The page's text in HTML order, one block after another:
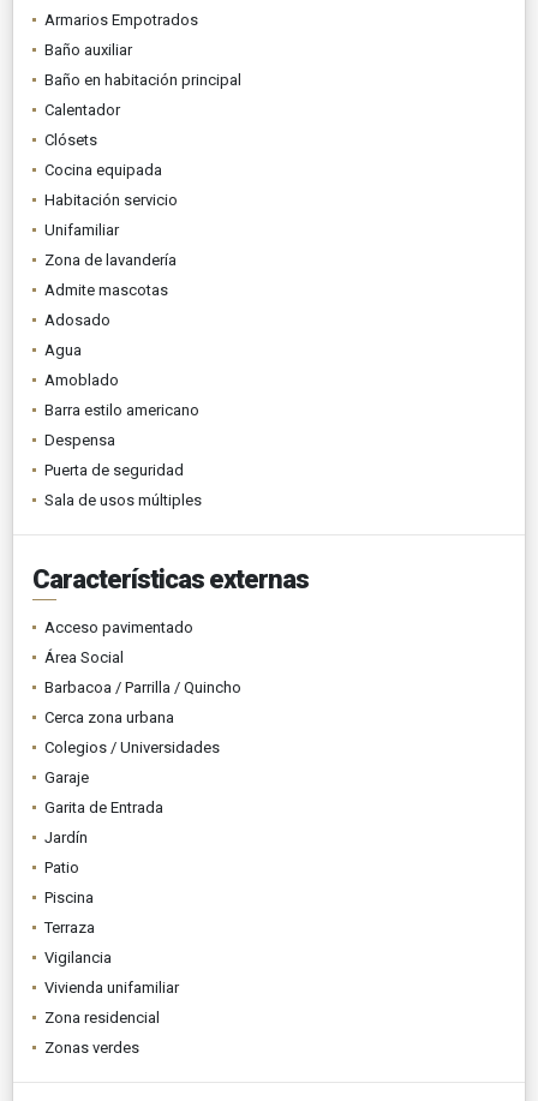
Armarios Empotrados
Baño auxiliar
Baño en habitación principal
Calentador
Clósets
Cocina equipada
Habitación servicio
Unifamiliar
Zona de lavandería
Admite mascotas
Adosado
Agua
Amoblado
Barra estilo americano
Despensa
Puerta de seguridad
Sala de usos múltiples
Características externas
Acceso pavimentado
Área Social
Barbacoa / Parrilla / Quincho
Cerca zona urbana
Colegios / Universidades
Garaje
Garita de Entrada
Jardín
Patio
Piscina
Terraza
Vigilancia
Vivienda unifamiliar
Zona residencial
Zonas verdes